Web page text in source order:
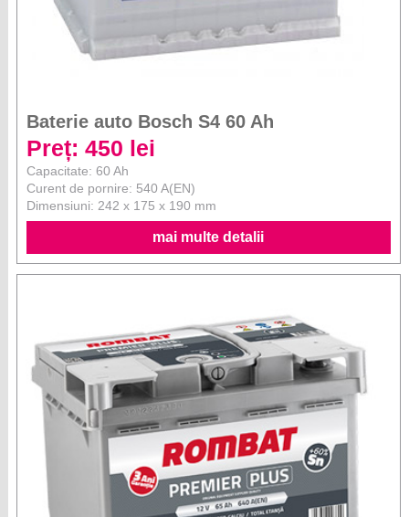
Baterie auto Bosch S4 60 Ah
Preț: 450 lei
Capacitate: 60 Ah
Curent de pornire: 540 A(EN)
Dimensiuni: 242 x 175 x 190 mm
mai multe detalii